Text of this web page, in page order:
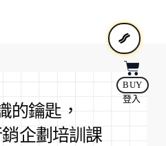
BUY
登入
的鑰匙，
企劃培訓課